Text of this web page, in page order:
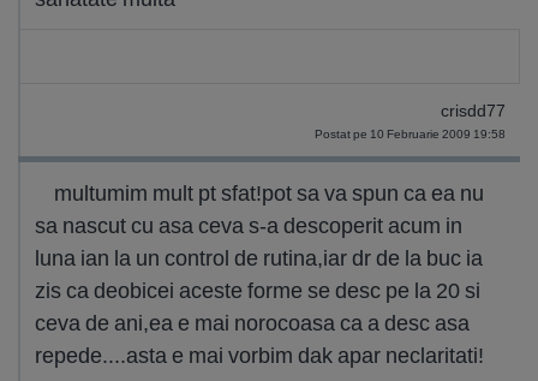
crisdd77
Postat pe 10 Februarie 2009 19:58
multumim mult pt sfat!pot sa va spun ca ea nu
sa nascut cu asa ceva s-a descoperit acum in
luna ian la un control de rutina,iar dr de la buc ia
zis ca deobicei aceste forme se desc pe la 20 si
ceva de ani,ea e mai norocoasa ca a desc asa
repede....asta e mai vorbim dak apar neclaritati!